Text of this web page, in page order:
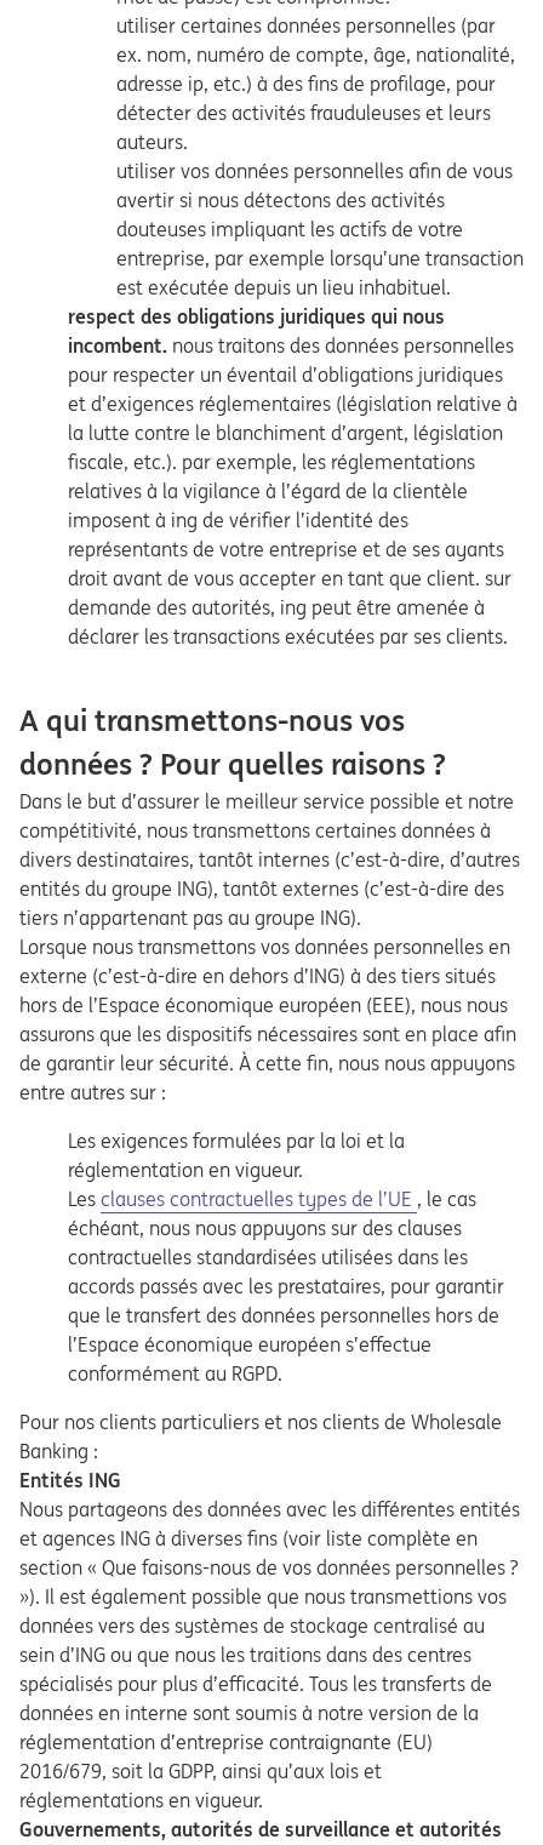
utiliser certaines données personnelles (par
ex. nom, numéro de compte, âge, nationalité,
adresse ip, etc.) à des fins de profilage, pour
détecter des activités frauduleuses et leurs
auteurs.
utiliser vos données personnelles afin de vous
avertir si nous détectons des activités
douteuses impliquant les actifs de votre
entreprise, par exemple lorsqu’une transaction
est exécutée depuis un lieu inhabituel.
respect des obligations juridiques qui nous
incombent. nous traitons des données personnelles
pour respecter un éventail d’obligations juridiques
et d’exigences réglementaires (législation relative à
la lutte contre le blanchiment d’argent, législation
fiscale, etc.). par exemple, les réglementations
relatives à la vigilance à l’égard de la clientèle
imposent à ing de vérifier l’identité des
représentants de votre entreprise et de ses ayants
droit avant de vous accepter en tant que client. sur
demande des autorités, ing peut être amenée à
déclarer les transactions exécutées par ses clients.
A qui transmettons-nous vos
données ? Pour quelles raisons ?
Dans le but d’assurer le meilleur service possible et notre
compétitivité, nous transmettons certaines données à
divers destinataires, tantôt internes (c’est-à-dire, d’autres
entités du groupe ING), tantôt externes (c’est-à-dire des
tiers n’appartenant pas au groupe ING).
Lorsque nous transmettons vos données personnelles en
externe (c’est-à-dire en dehors d’ING) à des tiers situés
hors de l’Espace économique européen (EEE), nous nous
assurons que les dispositifs nécessaires sont en place afin
de garantir leur sécurité. À cette fin, nous nous appuyons
entre autres sur :
Les exigences formulées par la loi et la
réglementation en vigueur.
Les Opens in a new tab
clauses contractuelles types de l’UE , le cas
échéant, nous nous appuyons sur des clauses
contractuelles standardisées utilisées dans les
accords passés avec les prestataires, pour garantir
que le transfert des données personnelles hors de
l’Espace économique européen s’effectue
conformément au RGPD.
Pour nos clients particuliers et nos clients de Wholesale
Banking :
Entités ING
Nous partageons des données avec les différentes entités
et agences ING à diverses fins (voir liste complète en
section « Que faisons-nous de vos données personnelles ?
»). Il est également possible que nous transmettions vos
données vers des systèmes de stockage centralisé au
sein d’ING ou que nous les traitions dans des centres
spécialisés pour plus d’efficacité. Tous les transferts de
données en interne sont soumis à notre version de la
réglementation d’entreprise contraignante (EU)
2016/679, soit la GDPP, ainsi qu’aux lois et
réglementations en vigueur.
Gouvernements, autorités de surveillance et autorités